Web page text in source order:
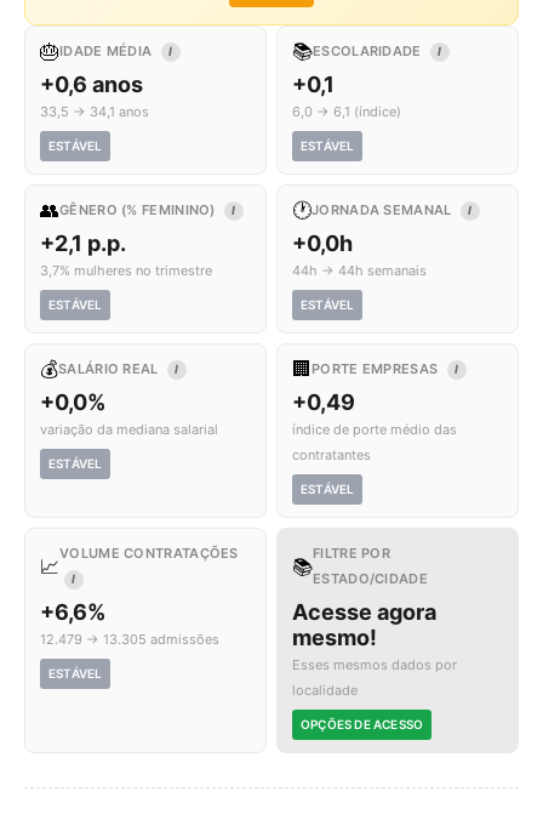
🎂IDADE MÉDIA I
+0,6 anos
33,5 → 34,1 anos
ESTÁVEL
📚ESCOLARIDADE I
+0,1
6,0 → 6,1 (índice)
ESTÁVEL
👥GÊNERO (% FEMININO) I
+2,1 p.p.
3,7% mulheres no trimestre
ESTÁVEL
🕐JORNADA SEMANAL I
+0,0h
44h → 44h semanais
ESTÁVEL
💰SALÁRIO REAL I
+0,0%
variação da mediana salarial
ESTÁVEL
🏢 PORTE EMPRESAS I
+0,49
índice de porte médio das
contratantes
ESTÁVEL
📈
VOLUME CONTRATAÇÕES
I
+6,6%
12.479 → 13.305 admissões
ESTÁVEL
📚
FILTRE POR
ESTADO/CIDADE
Acesse agora
mesmo!
Esses mesmos dados por
localidade
OPÇÕES DE ACESSO